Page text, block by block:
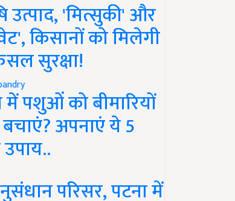
उत्पाद, 'मित्सुकी' और
किसानों को मिलेगी
सुरक्षा!
पशुओं को बीमारियों
अपनाएं ये 5
परिसर, पटना में